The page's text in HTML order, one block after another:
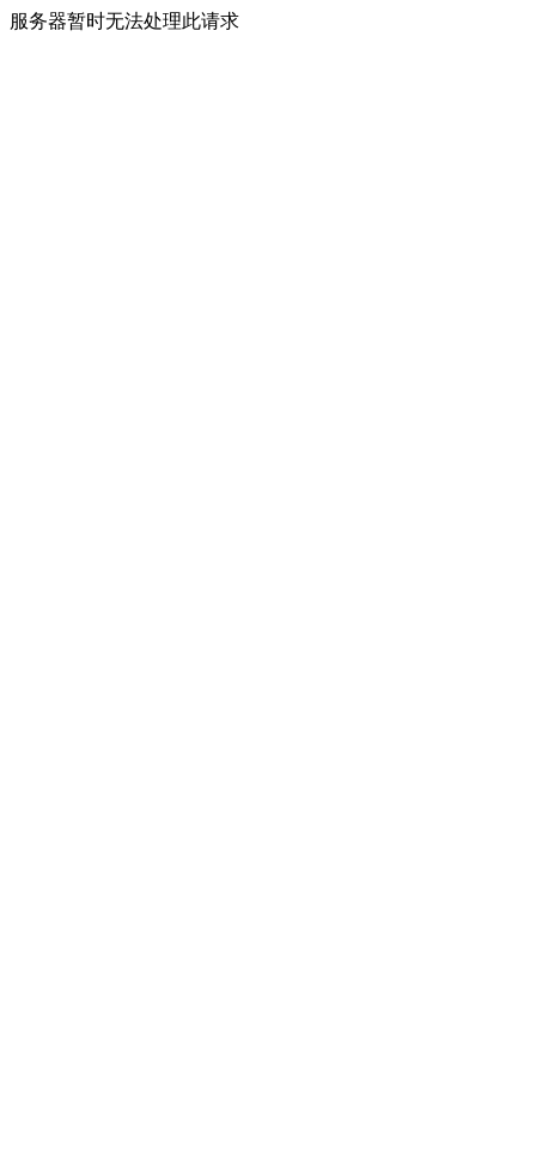
服务器暂时无法处理此请求